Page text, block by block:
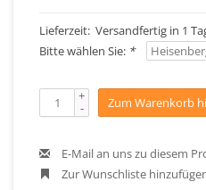
Lieferzeit: Versandfertig in 1
Bitte wählen Sie: *
+
- Zum Warenkorb
E-Mail an uns zu diesem
Zur Wunschliste